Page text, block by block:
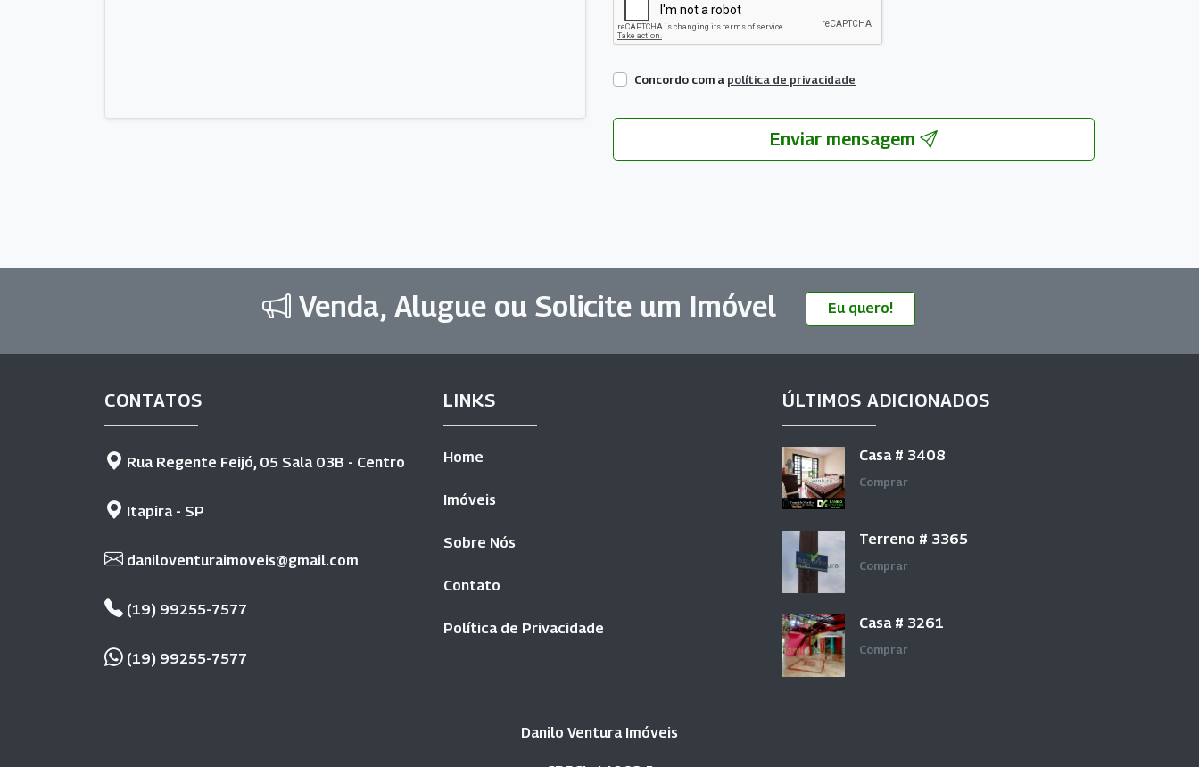
Concordo com a política de privacidade
Enviar mensagem
Venda, Alugue ou Solicite um Imóvel Eu quero!
CONTATOS
Rua Regente Feijó, 05 Sala 03B - Centro
Itapira - SP
daniloventuraimoveis@gmail.com
(19) 99255-7577
(19) 99255-7577
LINKS
Home
Imóveis
Sobre Nós
Contato
Política de Privacidade
ÚLTIMOS ADICIONADOS
Casa # 3408
Comprar
Terreno # 3365
Comprar
Casa # 3261
Comprar
Danilo Ventura Imóveis